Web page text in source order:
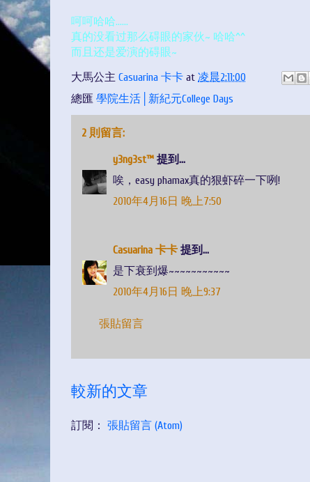
呵呵哈哈……
真的没看过那么碍眼的家伙~ 哈哈^^
而且还是爱演的碍眼~
大馬公主 Casuarina 卡卡 at 凌晨2:11:00
總匯 學院生活│新紀元College Days
2 則留言:
y3ng3st™ 提到...
唉，easy phamax真的狠虾碎一下咧!
2010年4月16日 晚上7:50
Casuarina 卡卡 提到...
是下衰到爆~~~~~~~~~~~
2010年4月16日 晚上9:37
張貼留言
較新的文章
訂閱： 張貼留言 (Atom)